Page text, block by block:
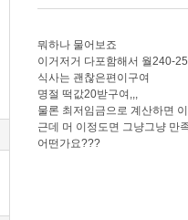
뭐하나 물어보죠
이거저거 다포함해서 월240-
식사는 괜찮은편이구여
명절 떡값20받구여,,,
물론 최저임금으로 계산하면
근데 머 이정도면 그냥그냥 만
어떤가요???